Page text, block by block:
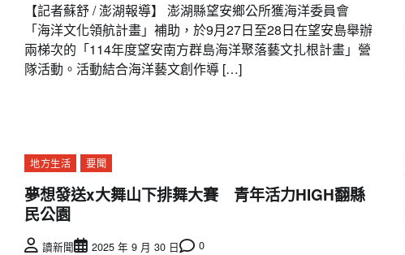
【記者蘇舒 / 澎湖報導】 澎湖縣望安鄉公所獲海洋委員會
「海洋文化領航計畫」補助，於9月27日至28日在望安島舉辦
兩梯次的「114年度望安南方群島海洋聚落藝文扎根計畫」營
隊活動。活動結合海洋藝文創作導 […]
地方生活 要聞
夢想發送x大舞山下排舞大賽 青年活力HIGH翻縣
民公園
讀新聞 2025 年 9 月 30 日 0